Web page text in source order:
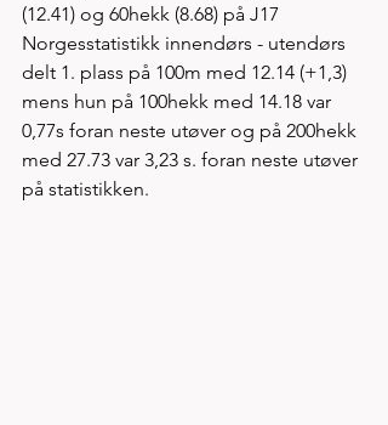
(12.41) og 60hekk (8.68) på J17
Norgesstatistikk innendørs - utendørs
delt 1. plass på 100m med 12.14 (+1,3)
mens hun på 100hekk med 14.18 var
0,77s foran neste utøver og på 200hekk
med 27.73 var 3,23 s. foran neste utøver
på statistikken.